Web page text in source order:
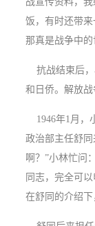
饭，有时还带来
那真是战争中的
抗战结束后，
和日侨。解放战
1946年1月，
政治部主任舒
啊？”小林忙问
同志，完全可
在舒同的介绍下